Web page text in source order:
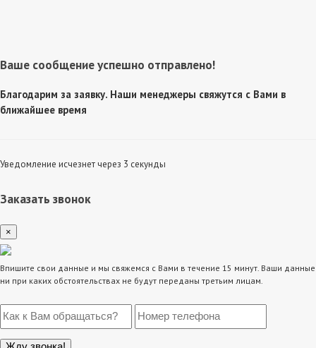
Ваше сообщение успешно отправлено!
Благодарим за заявку. Наши менеджеры свяжутся с Вами в
ближайшее время
Уведомление исчезнет через 3 секунды
Заказать звонок
×
Впишите свои данные и мы свяжемся с Вами в течение 15 минут. Ваши данные
ни при каких обстоятельствах не будут переданы третьим лицам.